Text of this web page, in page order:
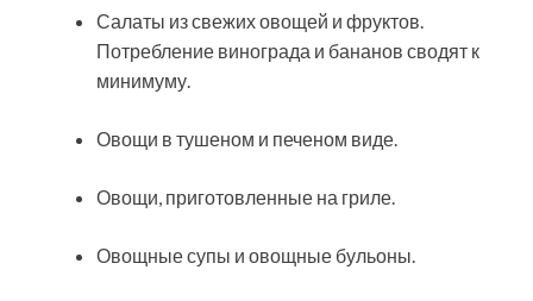
Салаты из свежих овощей и фруктов.
Потребление винограда и бананов сводят к
минимуму.
Овощи в тушеном и печеном виде.
Овощи, приготовленные на гриле.
Овощные супы и овощные бульоны.